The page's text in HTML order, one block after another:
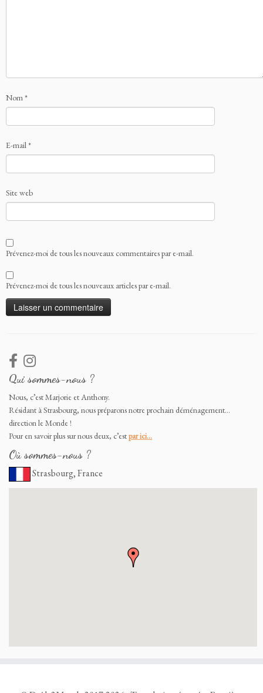
Nom*
E-mail*
Site web
Prévenez-moi de tous les nouveaux commentaires par e-mail.
Prévenez-moi de tous les nouveaux articles par e-mail.
Qui sommes-nous ?
Nous, c’est Marjorie et Anthony.
Résidant à Strasbourg, nous préparons notre prochain déménagement…
direction le Monde !
Pour en savoir plus sur nous deux, c’estpar ici…
Où sommes-nous ?
Strasbourg, France